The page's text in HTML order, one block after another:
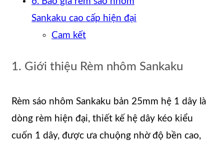
Sankaku cao cấp hiện đại
Cam kết
1. Giới thiệu Rèm nhôm Sankaku
Rèm sáo nhôm Sankaku bản 25mm hệ 1 dây là
dòng rèm hiện đại, thiết kế hệ dây kéo kiểu
cuốn 1 dây, được ưa chuộng nhờ độ bền cao,